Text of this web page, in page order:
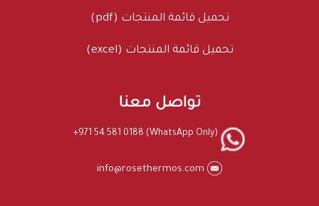
تحميل قائمة المنتجات (pdf)
تحميل قائمة المنتجات (excel)
تواصل معنا
+971 54 581 0188 (WhatsApp Only)